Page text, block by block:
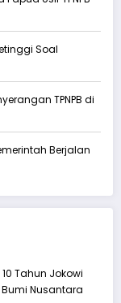
Soal
TPNPB di
Berjalan
Tahun Jokowi
Nusantara